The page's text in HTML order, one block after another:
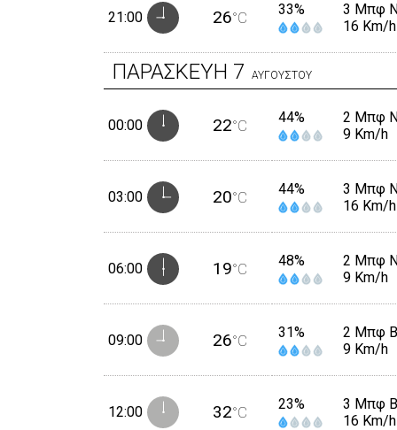
21:00 26°C 33%
3 Μπφ
16 Km/h
ΠΑΡΑΣΚΕΥΗ 7 ΑΥΓΟΥΣΤΟΥ
00:00 22°C 44%
2 Μπφ
9 Km/h
03:00 20°C 44%
3 Μπφ
16 Km/h
06:00 19°C 48%
2 Μπφ
9 Km/h
09:00 26°C 31%
2 Μπφ
9 Km/h
12:00 32°C 23%
3 Μπφ B
16 Km/h